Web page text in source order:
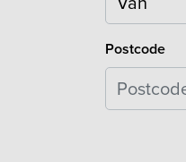
Postcode